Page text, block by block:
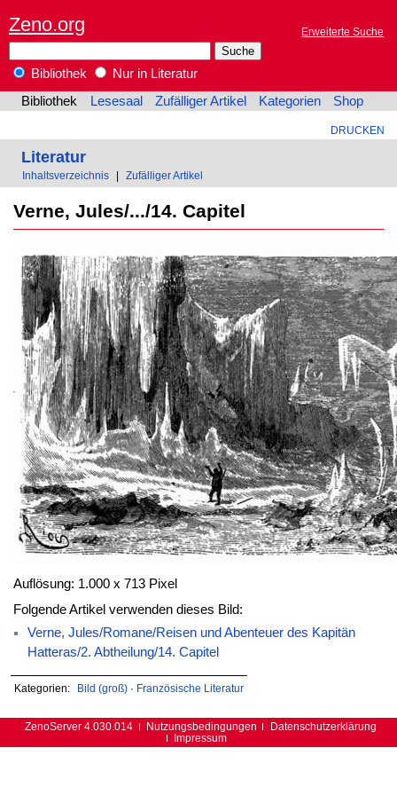
Zeno.org Erweiterte Suche
Bibliothek
Nur in Literatur
Bibliothek
Lesesaal Zufälliger Artikel Kategorien Shop
DRUCKEN
Literatur
Inhaltsverzeichnis Zufälliger Artikel
Verne, Jules/.../14. Capitel
Auflösung: 1.000 x 713 Pixel
Folgende Artikel verwenden dieses Bild:
Verne, Jules/Romane/Reisen und Abenteuer des Kapitän
Hatteras/2. Abtheilung/14. Capitel
Kategorien: Bild (groß)· Französische Literatur
ZenoServer 4.030.014 Nutzungsbedingungen
Datenschutzerklärung
Impressum